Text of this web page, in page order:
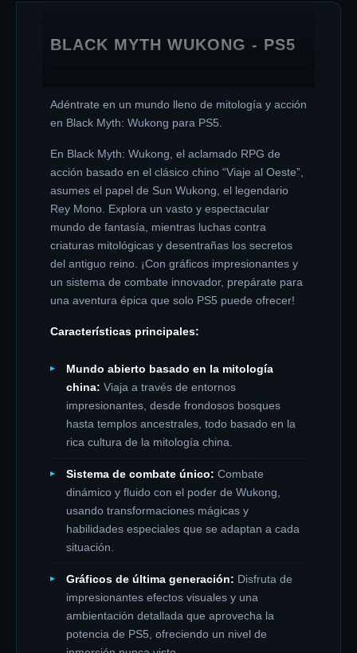
BLACK MYTH WUKONG - PS5
Adéntrate en un mundo lleno de mitología y acción
en Black Myth: Wukong para PS5.
En Black Myth: Wukong, el aclamado RPG de
acción basado en el clásico chino “Viaje al Oeste”,
asumes el papel de Sun Wukong, el legendario
Rey Mono. Explora un vasto y espectacular
mundo de fantasía, mientras luchas contra
criaturas mitológicas y desentrañas los secretos
del antiguo reino. ¡Con gráficos impresionantes y
un sistema de combate innovador, prepárate para
una aventura épica que solo PS5 puede ofrecer!
Características principales:
Mundo abierto basado en la mitología
china: Viaja a través de entornos
impresionantes, desde frondosos bosques
hasta templos ancestrales, todo basado en la
rica cultura de la mitología china.
Sistema de combate único: Combate
dinámico y fluido con el poder de Wukong,
usando transformaciones mágicas y
habilidades especiales que se adaptan a cada
situación.
Gráficos de última generación: Disfruta de
impresionantes efectos visuales y una
ambientación detallada que aprovecha la
potencia de PS5, ofreciendo un nivel de